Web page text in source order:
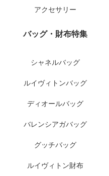
アクセサリー
バッグ・財布特集
シャネルバッグ
ルイヴィトンバッグ
ディオールバッグ
バレンシアガバッグ
グッチバッグ
ルイヴィトン財布